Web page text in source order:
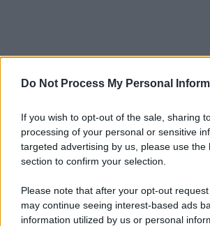
Do Not Process My Personal
If you wish to opt-out of the sale, sharing
processing of your personal or sensitive
targeted advertising by us, please use the
section to confirm your selection.
Please note that after your opt-out
may continue seeing interest-based ads
information utilized by us or personal